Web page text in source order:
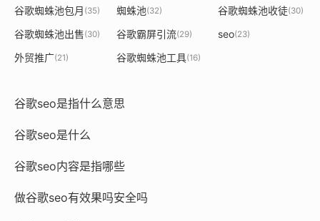
谷歌蜘蛛池包月 (35) 蜘蛛池(32) 谷歌蜘蛛池收徒(30)
谷歌蜘蛛池出售(30) 谷歌霸屏引流(29) seo(23)
外贸推广(21) 谷歌蜘蛛池工具(16)
谷歌seo是指什么意思
谷歌seo是什么
谷歌seo内容是指哪些
做谷歌seo有效果吗安全吗